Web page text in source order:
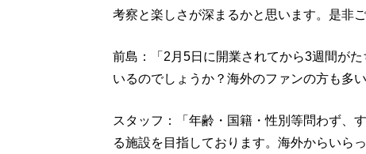
考察と楽しさが深まるかと思います。是非
前島：「2月5日に開業されてから3週間が
いるのでしょうか？海外のファンの方も多
スタッフ：「年齢・国籍・性別等問わず、
る施設を目指しております。海外からいら